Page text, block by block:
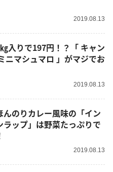
2019.08.13
入りで197円！？「 キャン
ニマシュマロ 」がマジでお
2019.08.13
んのりカレー風味の「イン
ラップ」は野菜たっぷりで
2019.08.13